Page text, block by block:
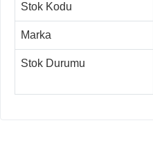
Stok Kodu
Marka
Stok Durumu